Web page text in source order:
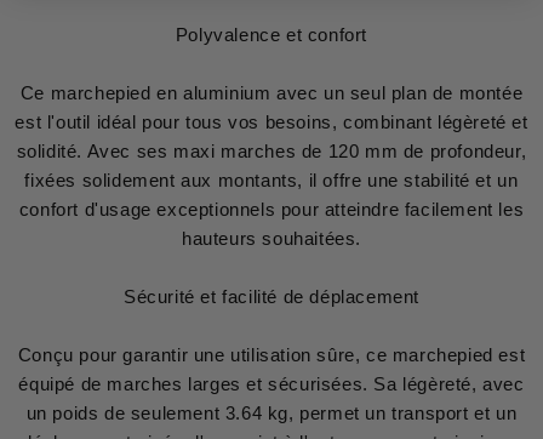
Polyvalence et confort
Ce marchepied en aluminium avec un seul plan de montée
est l'outil idéal pour tous vos besoins, combinant légèreté et
solidité. Avec ses maxi marches de 120 mm de profondeur,
fixées solidement aux montants, il offre une stabilité et un
confort d'usage exceptionnels pour atteindre facilement les
hauteurs souhaitées.
Sécurité et facilité de déplacement
Conçu pour garantir une utilisation sûre, ce marchepied est
équipé de marches larges et sécurisées. Sa légèreté, avec
un poids de seulement 3.64 kg, permet un transport et un